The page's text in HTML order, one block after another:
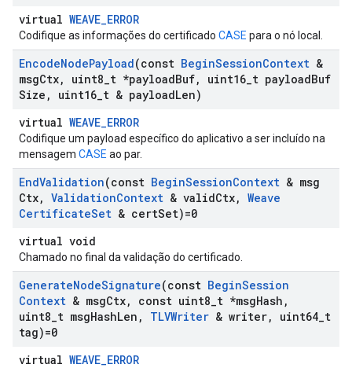
virtual WEAVE_ERROR
Codifique as informações do certificado CASE para o nó local.
EncodeNodePayload(const BeginSessionContext &
msgCtx, uint8 t *payloadBuf, uint16 t payloadBuf
Size , uint16 t & payloadLen)
virtual WEAVE_ERROR
Codifique um payload específico do aplicativo a ser incluído na
mensagem CASE ao par.
EndValidation(const BeginSessionContext & msg
Ctx, ValidationContext & validCtx, Weave
CertificateSet & certSet)=0
virtual void
Chamado no final da validação do certificado.
GenerateNodeSignature(const BeginSession
Context & msgCtx, const uint8 t *msgHash ,
uint8 t msgHashLen , TLVWriter & writer, uint64 t
tag)=0
virtual WEAVE_ERROR